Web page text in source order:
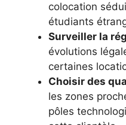
colocation
étudiants
Surveiller la
évolutions
certaines
Choisir des
les zones
pôles